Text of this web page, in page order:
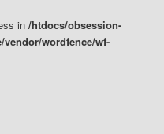
in /htdocs/obsession-
wordfence/wf-